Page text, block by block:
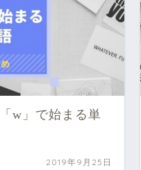
w」で始まる単
2019年9月25日